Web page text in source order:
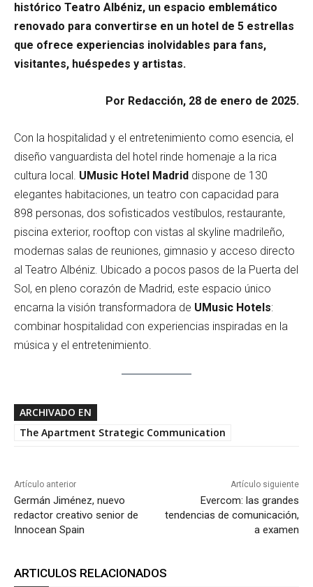
histórico Teatro Albéniz, un espacio emblemático
renovado para convertirse en un hotel de 5 estrellas
que ofrece experiencias inolvidables para fans,
visitantes, huéspedes y artistas.
Por Redacción, 28 de enero de 2025.
Con la hospitalidad y el entretenimiento como esencia, el
diseño vanguardista del hotel rinde homenaje a la rica
cultura local. UMusic Hotel Madrid dispone de 130
elegantes habitaciones, un teatro con capacidad para
898 personas, dos sofisticados vestíbulos, restaurante,
piscina exterior, rooftop con vistas al skyline madrileño,
modernas salas de reuniones, gimnasio y acceso directo
al Teatro Albéniz. Ubicado a pocos pasos de la Puerta del
Sol, en pleno corazón de Madrid, este espacio único
encarna la visión transformadora de UMusic Hotels:
combinar hospitalidad con experiencias inspiradas en la
música y el entretenimiento.
ARCHIVADO EN
The Apartment Strategic Communication
Artículo anterior
Germán Jiménez, nuevo
redactor creativo senior de
Innocean Spain
Artículo siguiente
Evercom: las grandes
tendencias de comunicación,
a examen
ARTICULOS RELACIONADOS